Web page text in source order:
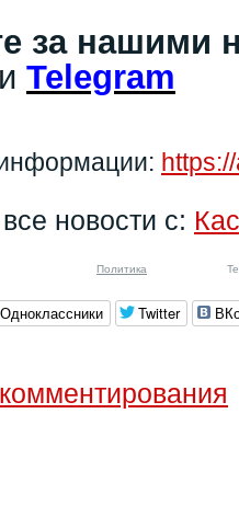
за нашими
и Telegram
новости с:
Политика
Одноклассники Twitter